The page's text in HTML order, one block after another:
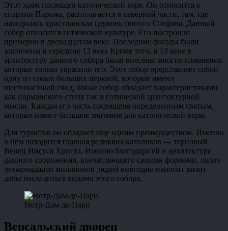
Этот храм посвящен католической вере. Он относится к
епархии Парижа, располагается в северной части, там, где
находилась христианская церковь святого Стефана. Данный
собор относится готической культуре. Его построили
примерно в двенадцатом веке. Последние фасады были
закончены в середине 13 века Кроме того, в 13 веке в
архитектуру данного собора были внесены многие изменения
которые только украсили его. Этот собор представляет собой
одну из самых больших церквей, которые имеют
шестичастный свод, также собор обладает характеристиками
как норманского стиля так и готической архитектурной
мысли. Каждая его часть посвящена определенным святым,
которые имеют большое значение для католической веры.
Для туристов он обладает еще одним преимуществом. Именно
в нем находится главная реликвия католиков — терновый
Венец Иисуса Христа. Именно благодаря ей и архитектуре
данного сооружения, впечатляющего своими формами, около
четырнадцати миллионов людей ежегодно наносит визит
дабы насладиться видами этого собора.
Нотр-Дам-де-Пари
Версальский дворец